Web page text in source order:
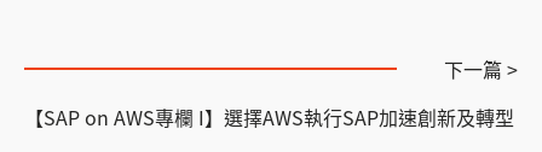
下一篇 >
【SAP on AWS專欄 I】選擇AWS執行SAP加速創新及轉型